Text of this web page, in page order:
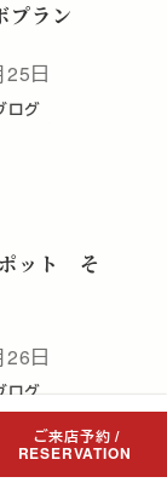
プラン
日
ログ
ポット そ
日
ログ
ご来店予約 /
RESERVATION